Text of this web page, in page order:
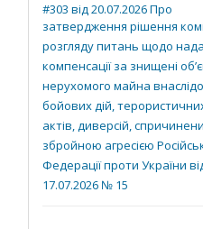
#303 від 20.07.2026 Про
затвердження рішення
розгляду питань щодо
компенсації за знищені
нерухомого майна
бойових дій,
актів, диверсій,
збройною агресією
Федерації проти України
17.07.2026 № 15